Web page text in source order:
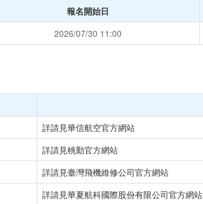
報名開始日
2026/07/30 11:00
詳請見華信航空官方網站
詳請見桃勤官方網站
詳請見臺灣飛機維修公司官方網站
詳請見華夏航科國際股份有限公司官方網站